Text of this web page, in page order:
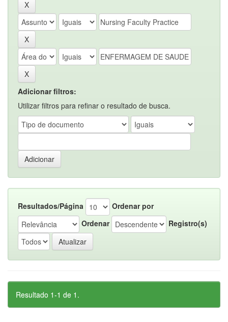
Adicionar filtros:
Utilizar filtros para refinar o resultado de busca.
Resultados/Página
Ordenar por
Ordenar
Registro(s)
Resultado 1-1 de 1.